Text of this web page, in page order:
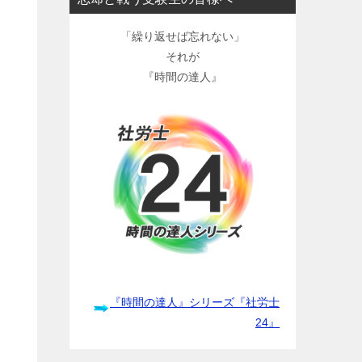
「繰り返せば忘れない」
それが
『時間の達人』
『時間の達人』シリーズ『社労士
24』